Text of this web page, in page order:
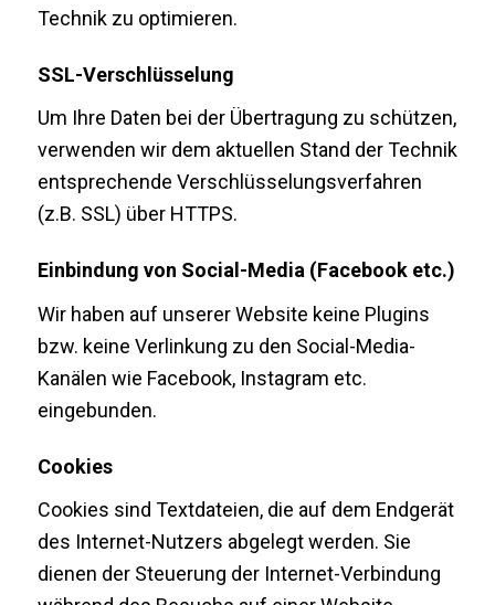
Technik zu optimieren.
SSL-Verschlüsselung
Um Ihre Daten bei der Übertragung zu schützen,
verwenden wir dem aktuellen Stand der Technik
entsprechende Verschlüsselungsverfahren
(z.B. SSL) über HTTPS.
Einbindung von Social-Media (Facebook etc.)
Wir haben auf unserer Website keine Plugins
bzw. keine Verlinkung zu den Social-Media-
Kanälen wie Facebook, Instagram etc.
eingebunden.
Cookies
Cookies sind Textdateien, die auf dem Endgerät
des Internet-Nutzers abgelegt werden. Sie
dienen der Steuerung der Internet-Verbindung